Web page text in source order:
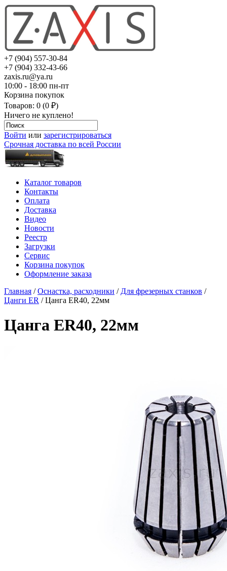
+7 (904) 557-30-84
+7 (904) 332-43-66
zaxis.ru@ya.ru
10:00 - 18:00 пн-пт
Корзина покупок
Товаров: 0 (0 ₽)
Ничего не куплено!
Войти или зарегистрироваться
Срочная доставка по всей России
Каталог товаров
Контакты
Оплата
Доставка
Видео
Новости
Реестр
Загрузки
Сервис
Корзина покупок
Оформление заказа
Главная /Оснастка, расходники / Для фрезерных станков /
Цанги ER / Цанга ER40, 22мм
Цанга ER40, 22мм